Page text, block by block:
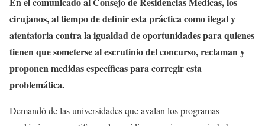
cirujanos, al tiempo de definir esta práctica como ilegal y
atentatoria contra la igualdad de oportunidades para quienes
tienen que someterse al escrutinio del concurso, reclaman y
proponen medidas específicas para corregir esta
problemática.
Demandó de las universidades que avalan los programas